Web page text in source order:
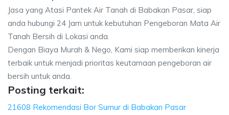
Jasa yang Atasi Pantek Air Tanah di Babakan Pasar, siap
anda hubungi 24 Jam untuk kebutuhan Pengeboran Mata Air
Tanah Bersih di Lokasi anda.
Dengan Biaya Murah & Nego, Kami siap memberikan kinerja
terbaik untuk menjadi prioritas keutamaan pengeboran air
bersih untuk anda.
Posting terkait:
21608 Rekomendasi Bor Sumur di Babakan Pasar